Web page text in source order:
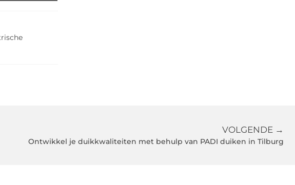
VOLGENDE →
Ontwikkel je duikkwaliteiten met behulp van PADI duiken in Tilburg